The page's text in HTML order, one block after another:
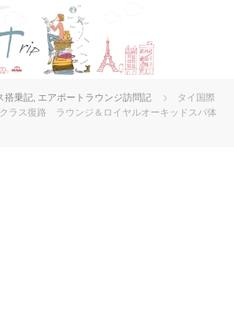
搭乗記, エアポートラウンジ訪問記
タイ国際
ラス復路 ラウンジ＆ロイヤルオーキッドスパ体